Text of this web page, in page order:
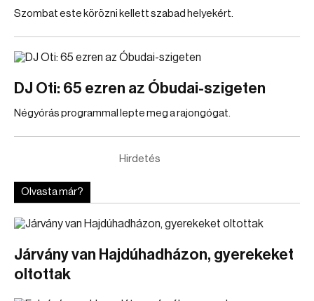
Szombat este körözni kellett szabad helyekért.
DJ Oti: 65 ezren az Óbudai-szigeten
Négyórás programmal lepte meg a rajongógat.
Hirdetés
Olvasta már?
Járvány van Hajdúhadházon, gyerekeket
oltottak